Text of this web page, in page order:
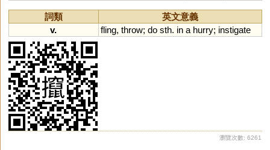
詞類
英文意義
v.
fling, throw; do sth. in a hurry; instigate
瀏覽次數: 6261